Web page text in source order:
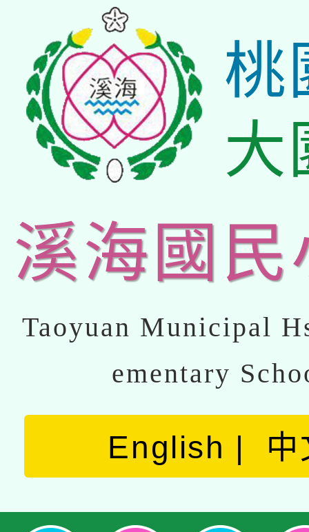
桃
大
溪海國民
Taoyuan Municipal
ementary
English 中